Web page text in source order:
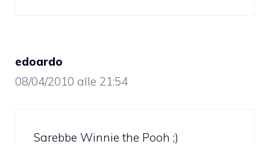
edoardo
08/04/2010 alle 21:54
Sarebbe Winnie the Pooh ;)